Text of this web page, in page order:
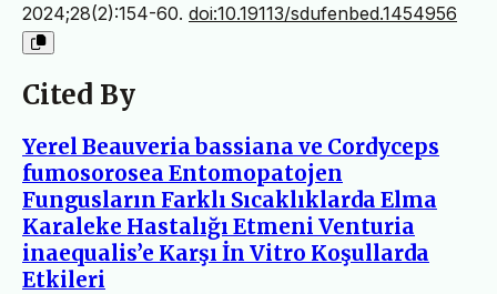
2024;28(2):154-60. doi:10.19113/sdufenbed.1454956
Cited By
Yerel Beauveria bassiana ve Cordyceps
fumosorosea Entomopatojen
Fungusların Farklı Sıcaklıklarda Elma
Karaleke Hastalığı Etmeni Venturia
inaequalis’e Karşı İn Vitro Koşullarda
Etkileri